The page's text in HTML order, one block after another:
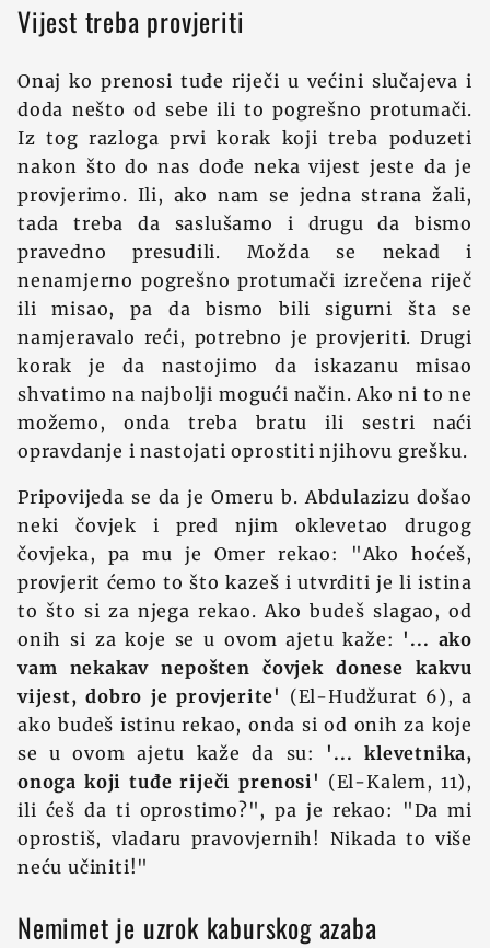
Vijest treba provjeriti
Onaj ko prenosi tuđe riječi u većini slučajeva i
doda nešto od sebe ili to pogrešno protumači.
Iz tog razloga prvi korak koji treba poduzeti
nakon što do nas dođe neka vijest jeste da je
provjerimo. Ili, ako nam se jedna strana žali,
tada treba da saslušamo i drugu da bismo
pravedno presudili. Možda se nekad i
nenamjerno pogrešno protumači izrečena riječ
ili misao, pa da bismo bili sigurni šta se
namjeravalo reći, potrebno je provjeriti. Drugi
korak je da nastojimo da iskazanu misao
shvatimo na najbolji mogući način. Ako ni to ne
možemo, onda treba bratu ili sestri naći
opravdanje i nastojati oprostiti njihovu grešku.
Pripovijeda se da je Omeru b. Abdulazizu došao
neki čovjek i pred njim oklevetao drugog
čovjeka, pa mu je Omer rekao: "Ako hoćeš,
provjerit ćemo to što kazeš i utvrditi je li istina
to što si za njega rekao. Ako budeš slagao, od
onih si za koje se u ovom ajetu kaže: '... ako
vam nekakav nepošten čovjek donese kakvu
vijest, dobro je provjerite' (El-Hudžurat 6), a
ako budeš istinu rekao, onda si od onih za koje
se u ovom ajetu kaže da su: '... klevetnika,
onoga koji tuđe riječi prenosi' (El-Kalem, 11),
ili ćeš da ti oprostimo?", pa je rekao: "Da mi
oprostiš, vladaru pravovjernih! Nikada to više
neću učiniti!"
Nemimet je uzrok kaburskog azaba